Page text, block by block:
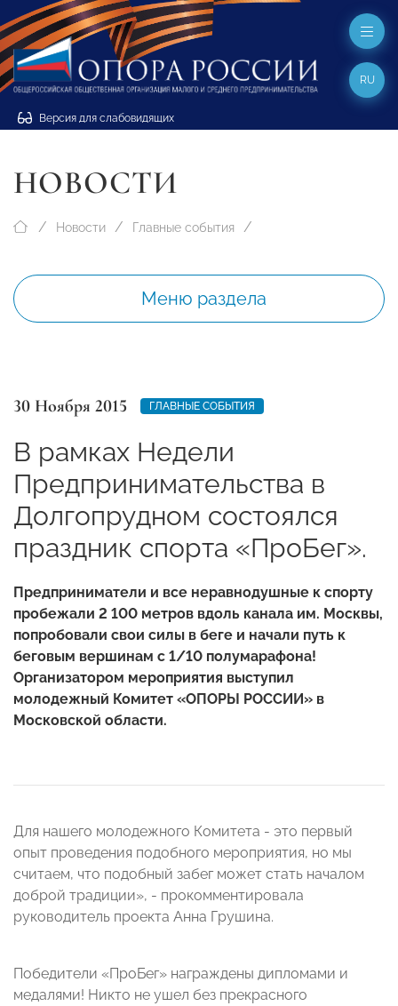
Версия для слабовидящих
RU
НОВОСТИ
Новости Главные события
Меню раздела
30 Ноября 2015 ГЛАВНЫЕ СОБЫТИЯ
В рамках Недели
Предпринимательства в
Долгопрудном состоялся
праздник спорта «ПроБег».
Предприниматели и все неравнодушные к спорту
пробежали 2 100 метров вдоль канала им. Москвы,
попробовали свои силы в беге и начали путь к
беговым вершинам с 1/10 полумарафона!
Организатором мероприятия выступил
молодежный Комитет «ОПОРЫ РОССИИ» в
Московской области.
Для нашего молодежного Комитета - это первый
опыт проведения подобного мероприятия, но мы
считаем, что подобный забег может стать началом
доброй традиции», - прокомментировала
руководитель проекта Анна Грушина.
Победители «ПроБег» награждены дипломами и
медалями! Никто не ушел без прекрасного